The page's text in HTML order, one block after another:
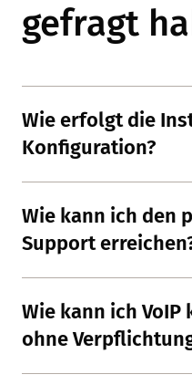
gefragt
Wie erfolgt die
Konfiguration?
Wie kann ich den
Support
Wie kann ich
ohne